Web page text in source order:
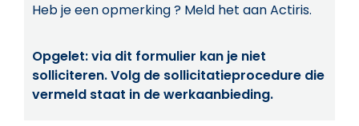
Heb je een opmerking ? Meld het aan Actiris.
Opgelet: via dit formulier kan je niet
solliciteren. Volg de sollicitatieprocedure die
vermeld staat in de werkaanbieding.